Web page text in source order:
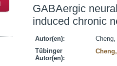
GABAergic
induced chronic
Autor(en):
Tübinger
Autor(en):